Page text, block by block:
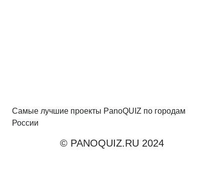
Самые лучшие проекты PanoQUIZ по городам
России
© PANOQUIZ.RU 2024